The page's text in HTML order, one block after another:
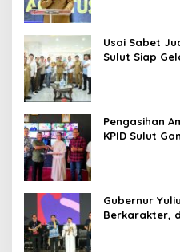
Usai Sabet
Sulut Siap
Pengasihan
KPID Sulut
Gubernur
Berkarakter,